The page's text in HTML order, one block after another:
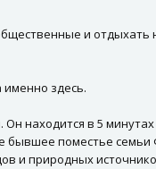
и
здесь.
находится в 5
поместье семьи
и природных